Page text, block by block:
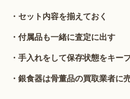
・セット内容を揃えておく
・付属品も一緒に査定に出す
・手入れをして保存状態をキー
・銀食器は骨董品の買取業者に